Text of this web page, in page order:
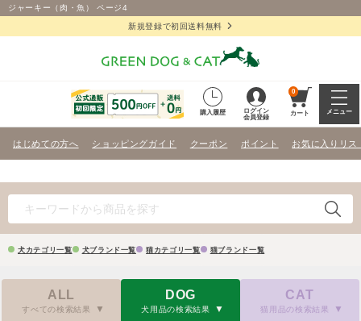
ジャーキー（肉・魚） ページ4
新規登録で初回送料無料
購入履歴
ログイン
会員登録
0
カート メニュー
はじめての方へ ショッピングガイド クーポン ポイント お気に入りリス
犬カテゴリ一覧 犬ブランド一覧 猫カテゴリ一覧 猫ブランド一覧
ALL
すべての検索結果
DOG
犬用品の検索結果
CAT
猫用品の検索結果